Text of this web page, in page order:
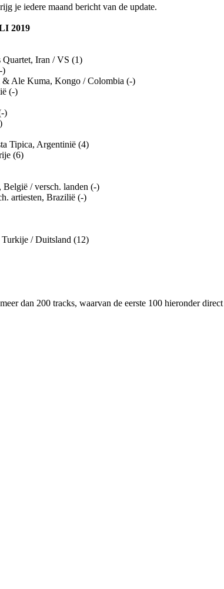
je iedere maand bericht van de update.
2019
Iran / VS (1)
)
Ale Kuma, Kongo / Colombia (-)
(-)
)
Tipica, Argentinië (4)
(6)
België / versch. landen (-)
artiesten, Brazilië (-)
/ Duitsland (12)
dan 200 tracks, waarvan de eerste 100 hieronder